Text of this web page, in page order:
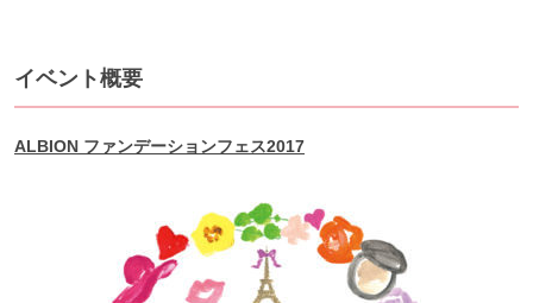
イベント概要
ALBION ファンデーションフェス2017